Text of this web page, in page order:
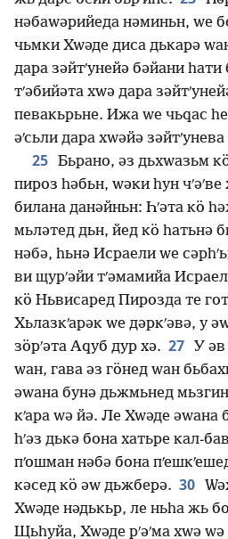
нәбаԝәрийеда нәминьн, ԝе
чьмки Хԝәде диса дькарә
дара зәйтʹунейә бәйани
тʹәбийәта хԝә дара
певакьрьне. Ижа ԝе чьԛас
әʹсьли дара хԝәйә
25 Бьрано, әз дьхԝазьм
пироз һәбьн, ԝәки һун
билана данәйньн: Һʹәта кӧ
мьләтед дьн, йед кӧ һатьнә
нәбә, һьнә Исраели ԝе
ви щурʹәйи тʹәмамийа
кӧ Ньвисаред Пирозда те
Хьлазкʹарәк ԝе дәркʹәвә, у
зӧрʹәта Аԛуб дур хә. 27
У әв
ԝан, гава әз гӧнед ԝан
әԝана бунә дьжмьнед
кʹара ԝә йә. Ле Хԝәде әԝана
һʹәз дькә бона хатьре кал-
пʹошман нәбә бона
кәсед кӧ әԝ дьжберә. 30
Хԝәде нәдькьр, ле ньһа жь
Щьһуйа, Хԝәде рʹәʹма хԝә ԝә